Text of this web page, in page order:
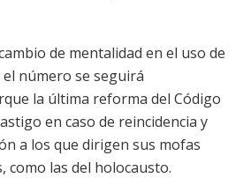
de mentalidad en el uso de
el número se seguirá
la última reforma del Código
en caso de reincidencia y
a los que dirigen sus mofas
como las del holocausto.